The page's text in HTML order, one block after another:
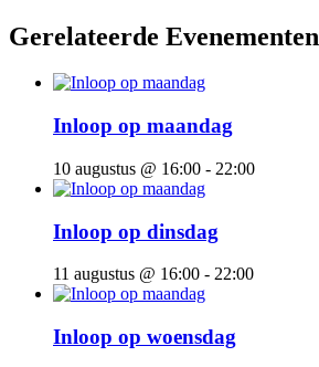
Gerelateerde Evenementen
Inloop op maandag
10 augustus @ 16:00 - 22:00
Inloop op dinsdag
11 augustus @ 16:00 - 22:00
Inloop op woensdag